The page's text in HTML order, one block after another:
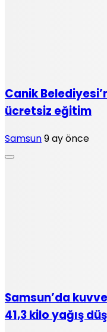
Canik
ücretsiz eğitim
Samsun9 ay önce
Samsun’da
41,3 kilo yağış